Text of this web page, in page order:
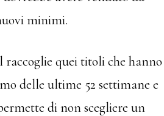
minimi.
raccoglie quei titoli che hanno
delle ultime 52 settimane e
di non scegliere un